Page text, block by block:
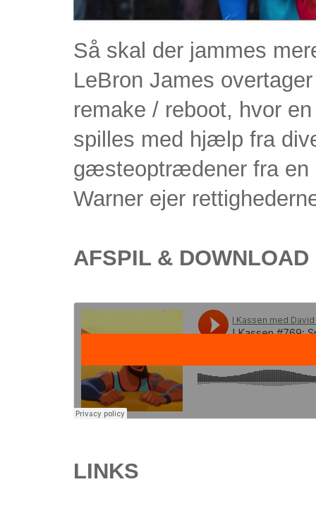
Så skal der jammes
LeBron James
remake / reboot, hvor
spilles med hjælp fra
gæsteoptrædener fra en
Warner ejer
AFSPIL & DOWNLOAD
LINKS